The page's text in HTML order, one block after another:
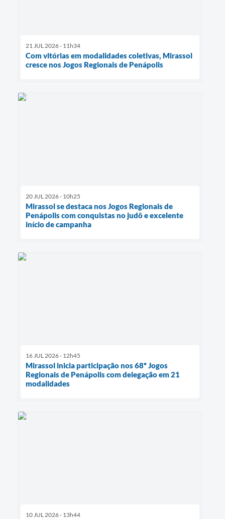
21 JUL 2026 - 11h34
Com vitórias em modalidades coletivas, Mirassol
cresce nos Jogos Regionais de Penápolis
20 JUL 2026 - 10h25
Mirassol se destaca nos Jogos Regionais de
Penápolis com conquistas no judô e excelente
início de campanha
16 JUL 2026 - 12h45
Mirassol inicia participação nos 68º Jogos
Regionais de Penápolis com delegação em 21
modalidades
10 JUL 2026 - 13h44